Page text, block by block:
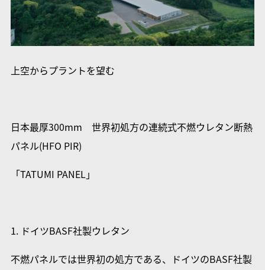
上空からプラントを望む
日本最厚300mm 世界初処方の連続式不燃ウレタン断熱
パネル(HFO PIR)
「TATUMI PANEL」
1. ドイツBASF社製ウレタン
不燃パネルでは世界初の処方である、ドイツのBASF社製